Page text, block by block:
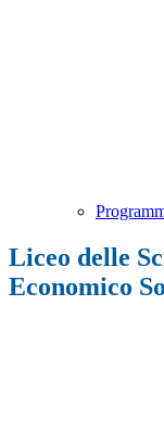
Liceo delle
Economico